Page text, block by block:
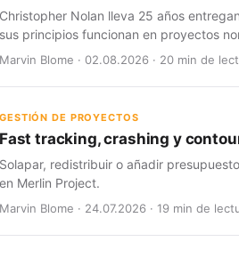
Christopher Nolan lleva 25 años
sus principios funcionan en proyectos
Marvin Blome · 02.08.2026 · 20 min de
GESTIÓN DE PROYECTOS
Fast tracking, crashing y
Solapar, redistribuir o añadir
en Merlin Project.
Marvin Blome · 24.07.2026 · 19 min de